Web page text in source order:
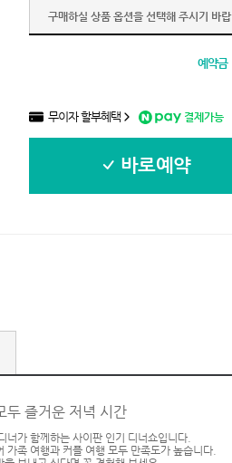
구매하실 상품 옵션을 선택해 주시기 바
예약금
무이자 할부혜택 결제가능
바로예약
두 즐거운 저녁 시간
너가 함께하는 사이판 인기 디너쇼입니다.
가족 여행과 커플 여행 모두 만족도가 높습니다.